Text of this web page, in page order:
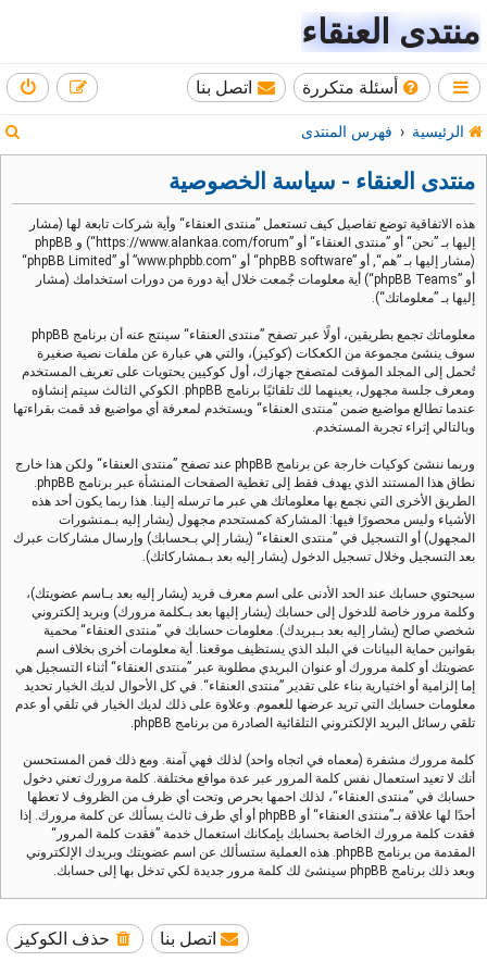
منتدى العنقاء
أسئلة متكررة اتصل بنا
الرئيسية فهرس المنتدى
منتدى العنقاء - سياسة الخصوصية
هذه الاتفاقية توضع تفاصيل كيف تستعمل ”منتدى العنقاء“ وأية شركات تابعة لها (مشار
إليها بـ ”نحن“ أو ”منتدى العنقاء“ أو ”https://www.alankaa.com/forum“) و phpBB
(مشار إليها بـ ”هم“, أو ”phpBB software“ أو “www.phpbb.com” أو ”phpBB Limited“
أو ”phpBB Teams“) أية معلومات جُمعت خلال أية دورة من دورات استخدامك (مشار
إليها بـ ”معلوماتك“).
معلوماتك تجمع بطريقين، أولًا عبر تصفح ”منتدى العنقاء“ سينتج عنه أن برنامج phpBB
سوف ينشئ مجموعة من الكعكات (كوكيز)، والتي هي عبارة عن ملفات نصية صغيرة
تُحمل إلى المجلد المؤقت لمتصفح جهازك، أول كوكيين يحتويات على تعريف المستخدم
ومعرف جلسة مجهول، يعينهما لك تلقائيًا برنامج phpBB. الكوكي الثالث سيتم إنشاؤه
عندما تطالع مواضيع ضمن ”منتدى العنقاء“ ويستخدم لمعرفة أي مواضيع قد قمت بقراءتها
وبالتالي إثراء تجربة المستخدم.
وربما ننشئ كوكيات خارجة عن برنامج phpBB عند تصفح ”منتدى العنقاء“ ولكن هذا خارج
نطاق هذا المستند الذي يهدف فقط إلى تغطية الصفحات المنشأة عبر برنامج phpBB.
الطريق الأخرى التي نجمع بها معلوماتك هي عبر ما ترسله إلينا. هذا ربما يكون أحد هذه
الأشياء وليس محصورًا فيها: المشاركة كمستحدم مجهول (يشار إليه بـمنشورات
المجهول) أو التسجيل في ”منتدى العنقاء“ (يشار إلي بـحسابك) وإرسال مشاركات عبرك
بعد التسجيل وخلال تسجيل الدخول (يشار إليه بعد بـمشاركاتك).
سيحتوي حسابك عند الحد الأدنى على اسم معرف فريد (يشار إليه بعد بـاسم عضويتك)،
وكلمة مرور خاصة للدخول إلى حسابك (يشار إليها بعد بـكلمة مرورك) وبريد إلكتروني
شخصي صالح (يشار إليه بعد بـبريدك). معلومات حسابك في ”منتدى العنقاء“ محمية
بقوانين حماية البيانات في البلد الذي يستظيف موقعنا. أية معلومات أخرى بخلاف اسم
عضويتك أو كلمة مرورك أو عنوان البريدي مطلوبة عبر ”منتدى العنقاء“ أثناء التسجيل هي
إما إلزامية أو اختيارية بناء على تقدير ”منتدى العنقاء“. في كل الأحوال لديك الخيار تحديد
معلومات حسابك التي تريد عرضها للعموم. وعلاوة على ذلك لديك الخيار في تلقي أو عدم
تلقي رسائل البريد الإلكتروني التلقائية الصادرة من برنامج phpBB.
كلمة مرورك مشفرة (معماه في اتجاه واحد) لذلك فهي آمنة. ومع ذلك فمن المستحسن
أنك لا تعيد استعمال نفس كلمة المرور عبر عدة مواقع مختلفة. كلمة مرورك تعني دخول
حسابك في ”منتدى العنقاء“، لذلك احمها بحرص وتحت أي ظرف من الظروف لا تعطها
أحدًا لها علاقة بـ”منتدى العنقاء“ أو phpBB أو أي طرف ثالث يسألك عن كلمة مرورك. إذا
فقدت كلمة مرورك الخاصة بحسابك بإمكانك استعمال خدمة ”فقدت كلمة المرور“
المقدمة من برنامج phpBB. هذه العملية ستسألك عن اسم عضويتك وبريدك الإلكتروني
وبعد ذلك برنامج phpBB سينشئ لك كلمة مرور جديدة لكي تدخل بها إلى حسابك.
حذف الكوكيز اتصل بنا